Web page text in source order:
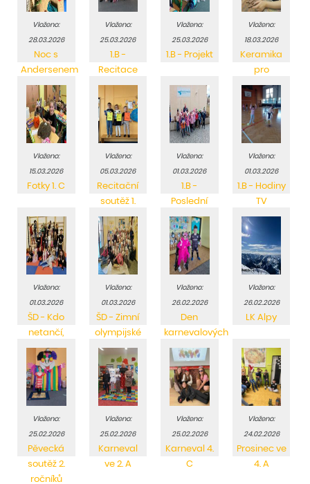
Vloženo:
28.03.2026
Noc s
Andersenem
3.A
Vloženo:
25.03.2026
1.B -
Recitace
Vloženo:
25.03.2026
1.B - Projekt
Vloženo:
18.03.2026
Keramika
pro
předškoláky
Vloženo:
15.03.2026
Fotky 1. C
Vloženo:
05.03.2026
Recitační
soutěž 1.
tříd
Vloženo:
01.03.2026
1.B -
Poslední
lekce
plavaní
Vloženo:
01.03.2026
1.B - Hodiny
TV
Vloženo:
01.03.2026
ŠD - Kdo
netančí,
toho
hudba
roztočí!
Vloženo:
01.03.2026
ŠD - Zimní
olympijské
hry
Vloženo:
26.02.2026
Den
karnevalových
kostýmů
Vloženo:
26.02.2026
LK Alpy
Vloženo:
25.02.2026
Pěvecká
soutěž 2.
ročníků
Vloženo:
25.02.2026
Karneval
ve 2. A
Vloženo:
25.02.2026
Karneval 4.
C
Vloženo:
24.02.2026
Prosinec ve
4. A